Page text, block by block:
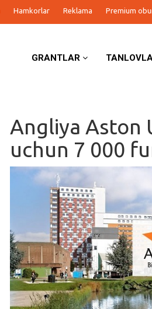
Hamkorlar Reklama Premium
GRANTLAR
Angliya Aston
uchun 7 000